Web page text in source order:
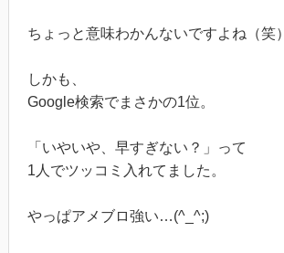
ちょっと意味わかんないですよね（笑）
しかも、
Google検索でまさかの1位。
「いやいや、早すぎない？」って
1人でツッコミ入れてました。
やっぱアメブロ強い…(^_^;)